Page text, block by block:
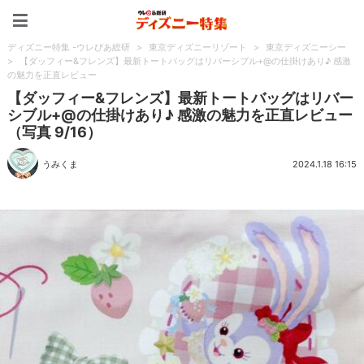
ディズニー特集 -ウレぴあ総研 > 東京ディズニーリゾート >
東京ディズニーシー
>
【ダッフィー&フレンズ】最新トートバッグはリバーシブル+@の仕掛けあり♪ 感激
の魅力を正直レビュー
【ダッフィー&フレンズ】最新トートバッグはリバー
シブル+@の仕掛けあり♪ 感激の魅力を正直レビュー
（写真 9/16）
うみくま 2024.1.18 16:15